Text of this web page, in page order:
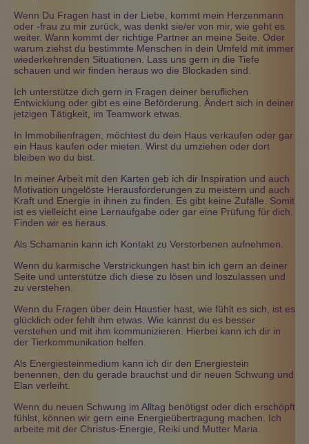
Wenn Du Fragen hast in der Liebe, kommt mein Herzenmann
oder -frau zu mir zurück, was denkt sie/er von mir, wie geht es
weiter. Wann kommt der richtige Partner an meine Seite. Oder
warum ziehst du bestimmte Menschen in dein Umfeld mit immer
wiederkehrenden Situationen. Lass uns gern in die Tiefe
schauen und wir finden heraus wo die Blockaden sind.
Ich unterstütze dich gern in Fragen deiner beruflichen
Entwicklung oder gibt es eine Beförderung. Ändert sich in deiner
jetzigen Tätigkeit, im Teamwork etwas.
In Immobilienfragen, möchtest du dein Haus verkaufen oder gar
ein Haus kaufen oder mieten. Wirst du umziehen oder dort
bleiben wo du bist.
In meiner Arbeit mit den Karten geb ich dir Inspiration und auch
Motivation ungelöste Herausforderungen zu meistern und auch
Kraft und Energie in ihnen zu finden. Es gibt keine Zufälle. Somit
ist es vielleicht eine Lernaufgabe oder gar eine Prüfung für dich.
Finden wir es heraus.
Als Schamanin kann ich Kontakt zu Verstorbenen aufnehmen.
Wenn du karmische Verstrickungen hast bin ich gern an deiner
Seite und unterstütze dich diese zu lösen und loszulassen und
zu verstehen.
Wenn du Fragen über dein Haustier hast, wie fühlt es sich, ist es
glücklich oder fehlt ihm etwas. Wie kannst du es besser
verstehen und mit ihm kommunizieren. Hierbei kann ich dir in
der Tierkommunikation helfen.
Als Energiesteinmedium kann ich dir den Energiestein
benennen, den du gerade brauchst und dir neuen Schwung und
Elan verleiht.
Wenn du neuen Schwung im Alltag benötigst oder dich erschöpft
fühlst, können wir gern eine Energieübertragung machen. Ich
arbeite mit der Christus-Energie, Reiki und Mutter Maria.